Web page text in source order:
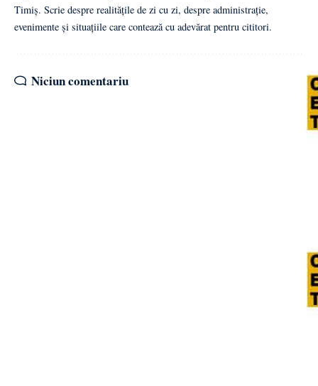
Timiș. Scrie despre realitățile de zi cu zi, despre administrație,
evenimente și situațiile care contează cu adevărat pentru cititori.
Niciun comentariu